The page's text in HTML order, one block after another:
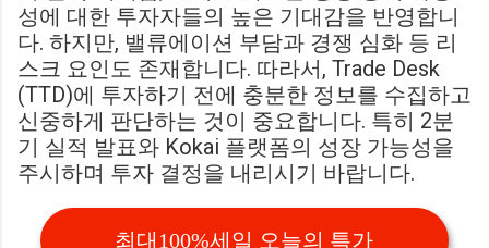
성에 대한 투자자들의 높은 기대감을 반영합니
다. 하지만, 밸류에이션 부담과 경쟁 심화 등 리
스크 요인도 존재합니다. 따라서, Trade Desk
(TTD)에 투자하기 전에 충분한 정보를 수집하고
신중하게 판단하는 것이 중요합니다. 특히 2분
기 실적 발표와 Kokai 플랫폼의 성장 가능성을
주시하며 투자 결정을 내리시기 바랍니다.
최대100%세일 오늘의 특가